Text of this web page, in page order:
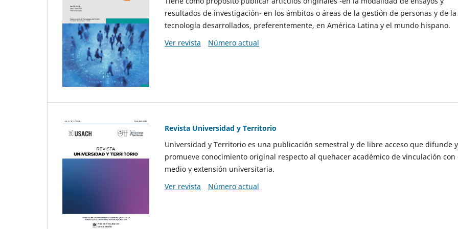
resultados de investigación- en los ámbitos o áreas de la gestión de personas y de la
tecnología desarrollados, preferentemente, en América Latina y el mundo hispano.
Ver revista
Número actual
Revista Universidad y Territorio
Universidad y Territorio es una publicación semestral y de libre acceso que difunde y
promueve conocimiento original respecto al quehacer académico de vinculación con
medio y extensión universitaria.
Ver revista
Número actual